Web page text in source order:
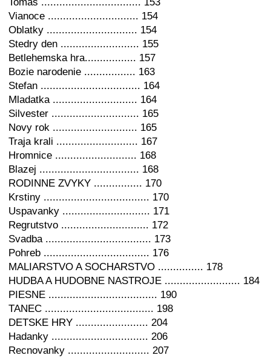
Vianoce .............................. 154
Oblatky .............................. 154
Stedry den .......................... 155
Betlehemska hra................. 157
Bozie narodenie ................. 163
Stefan ................................. 164
Mladatka ............................ 164
Silvester ............................. 165
Novy rok ............................ 165
Traja krali ........................... 167
Hromnice ........................... 168
Blazej ................................. 168
RODINNE ZVYKY ................ 170
Krstiny ................................... 170
Uspavanky ............................. 171
Regrutstvo ............................. 172
Svadba ................................... 173
Pohreb ................................... 176
MALIARSTVO A SOCHARSTVO ............... 178
HUDBA A HUDOBNE NASTROJE ......................... 184
PIESNE .................................... 190
TANEC .................................... 198
DETSKE HRY ........................ 204
Hadanky ................................ 206
Recnovanky ........................... 207